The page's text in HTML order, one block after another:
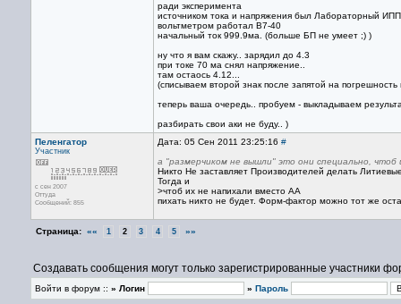
ради эксперимента
источником тока и напряжения был Лабораторный
вольтметром работал В7-40
начальный ток 999.9ма. (больше БП не умеет ;) )
ну что я вам скажу.. зарядил до 4.3
при токе 70 ма снял напряжение..
там остаось 4.12...
(списываем второй знак после запятой на
теперь ваша очередь.. пробуем - выкладываем
разбирать свои аки не буду.. )
Пеленгатор
Участник
с сен 2007
Оттуда
Сообщений: 855
Дата: 05 Сен 2011 23:25:16 #
а "размерчиком не вышли" это они специально,
Никто Не заставляет Производителей делать
Тогда и
>чтоб их не напихали вместо АА
пихать никто не будет. Форм-фактор можно тот же
Страница: «« 1 2 3 4 5 »»
Создавать сообщения могут только зарегистрированные участники
Войти в форум :: » Логин » Пароль